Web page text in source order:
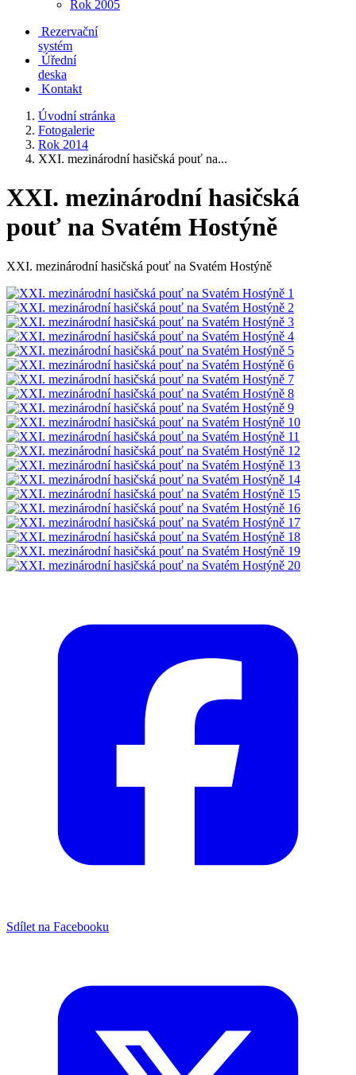
Rok 2005
Rezervační
systém
Úřední
deska
Kontakt
Úvodní stránka
Fotogalerie
Rok 2014
XXI. mezinárodní hasičská pouť na...
XXI. mezinárodní hasičská
pouť na Svatém Hostýně
XXI. mezinárodní hasičská pouť na Svatém Hostýně
Sdílet na Facebooku